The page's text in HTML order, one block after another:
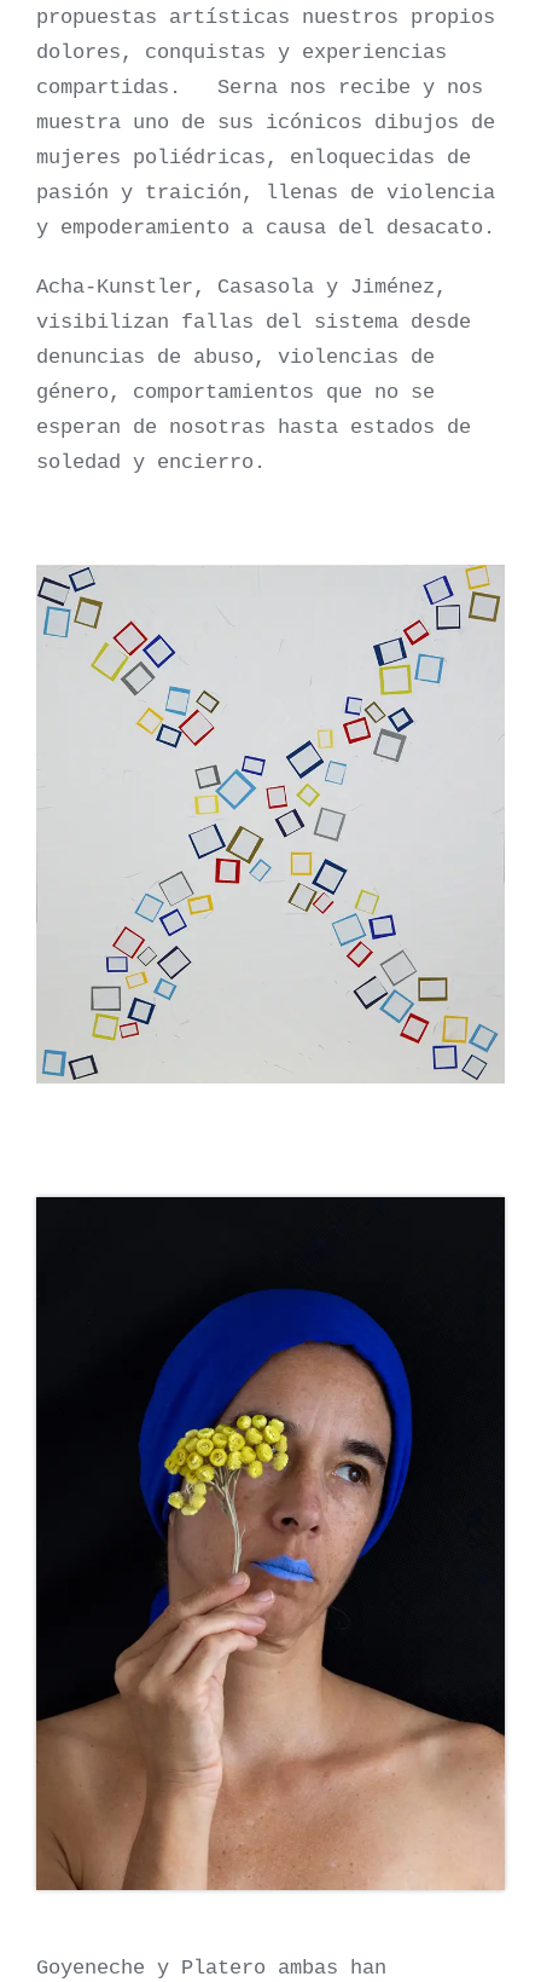
propuestas artísticas nuestros propios
dolores, conquistas y experiencias
compartidas. Serna nos recibe y nos
muestra uno de sus icónicos dibujos de
mujeres poliédricas, enloquecidas de
pasión y traición, llenas de violencia
y empoderamiento a causa del desacato.
Acha-Kunstler, Casasola y Jiménez,
visibilizan fallas del sistema desde
denuncias de abuso, violencias de
género, comportamientos que no se
esperan de nosotras hasta estados de
soledad y encierro.
Goyeneche y Platero ambas han